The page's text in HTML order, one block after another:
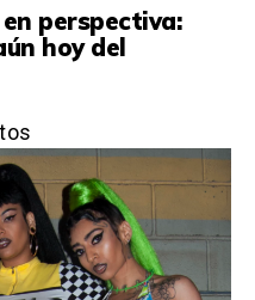
perspectiva:
hoy del